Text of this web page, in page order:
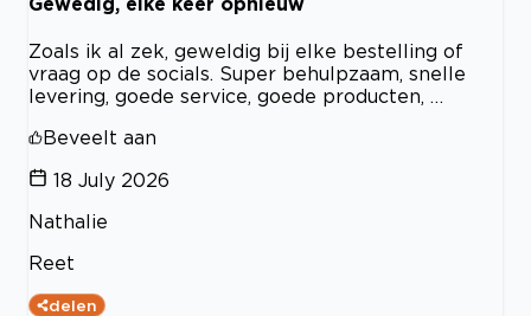
Zoals ik al zek, geweldig bij elke bestelling of
vraag op de socials. Super behulpzaam, snelle
levering, goede service, goede producten, …
Beveelt aan
18 July 2026
Nathalie
Reet
delen